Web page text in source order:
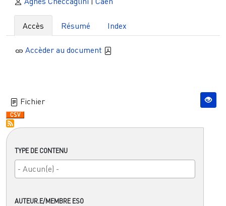
TYPE DE CONTENU
AUTEUR.E/MEMBRE ESO
Accès Résumé Index
Accèder au document
Fichier